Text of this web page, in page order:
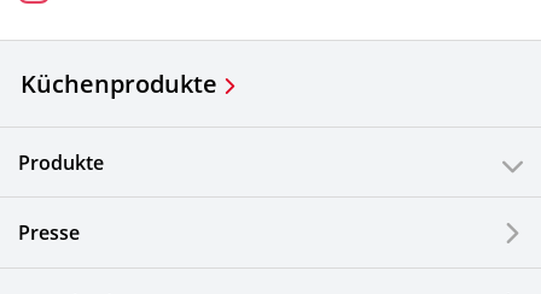
Küchenprodukte
Produkte
Presse